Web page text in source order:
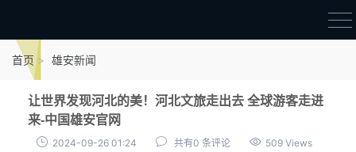
首页 雄安新闻
让世界发现河北的美！河北文旅走出去 全球游客走进
来-中国雄安官网
2024-09-26 01:24 共有0 条评论 509 Views